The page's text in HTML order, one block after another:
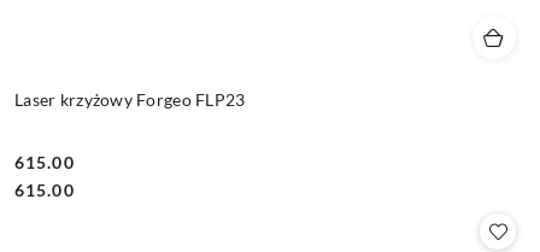
Laser krzyżowy Forgeo FLP23
Cena:
615.00
Cena:
615.00